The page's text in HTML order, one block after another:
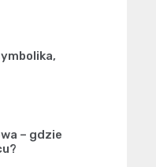
– gdzie